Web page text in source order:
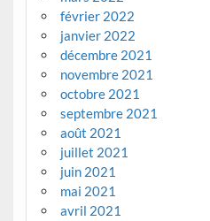
février 2022
janvier 2022
décembre 2021
novembre 2021
octobre 2021
septembre 2021
août 2021
juillet 2021
juin 2021
mai 2021
avril 2021